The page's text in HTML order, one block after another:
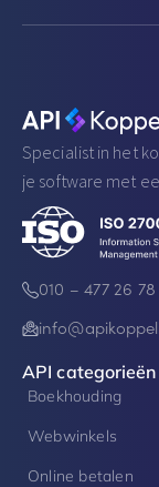
Specialist in het
je software met
010 – 477 26 78
API categorieën
Boekhouding
Webwinkels
Online betalen